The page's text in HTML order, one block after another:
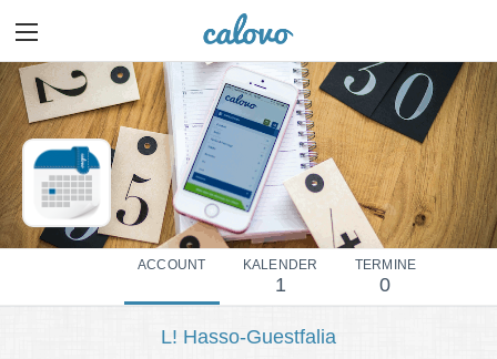
ACCOUNT KALENDER
1
TERMINE
0
L! Hasso-Guestfalia